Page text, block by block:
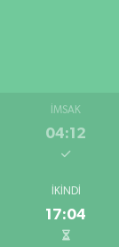
İMSAK
04:12
İKINDI
17:04